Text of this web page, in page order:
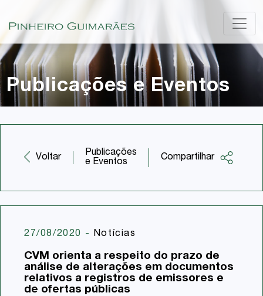
Publicações e Eventos
Voltar
Publicações
e Eventos
Compartilhar
Twitter
Share
27/08/2020 - Notícias
CVM orienta a respeito do prazo de
análise de alterações em documentos
relativos a registros de emissores e
de ofertas públicas